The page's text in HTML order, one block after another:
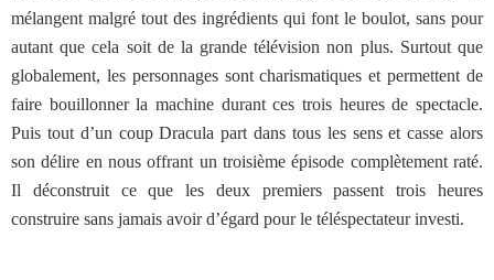
mélangent malgré tout des ingrédients qui font le boulot, sans pour
autant que cela soit de la grande télévision non plus. Surtout que
globalement, les personnages sont charismatiques et permettent de
faire bouillonner la machine durant ces trois heures de spectacle.
Puis tout d’un coup Dracula part dans tous les sens et casse alors
son délire en nous offrant un troisième épisode complètement raté.
Il déconstruit ce que les deux premiers passent trois heures
construire sans jamais avoir d’égard pour le téléspectateur investi.